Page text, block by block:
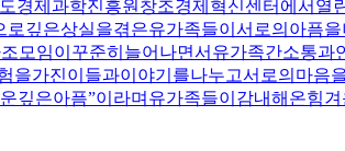
제과학진흥원창조경제혁신센터에서열
깊은상실을겪은유가족들이서로의아픔
모임이꾸준히늘어나면서유가족간소통
가진이들과이야기를나누고서로의마음
은아픔”이라며유가족들이감내해온힘